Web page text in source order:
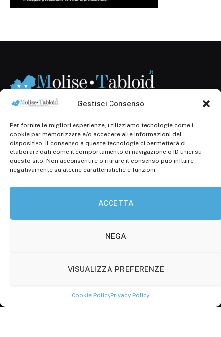
Gestisci Consenso
Per fornire le migliori esperienze, utilizziamo tecnologie come i
cookie per memorizzare e/o accedere alle informazioni del
dispositivo. Il consenso a queste tecnologie ci permetterà di
elaborare dati come il comportamento di navigazione o ID unici su
questo sito. Non acconsentire o ritirare il consenso può influire
negativamente su alcune caratteristiche e funzioni.
ACCETTA
NEGA
VISUALIZZA PREFERENZE
Cookie PolicyPrivacy Policy
Registr. presso il Tribunale di Campobasso: 3/2013 del
14.11.2013, Cron. 1254
Roc: iscrizione n° 25549 (Prot. 1138/com/15 del
30.04.2015)
P.Iva: 01707150700